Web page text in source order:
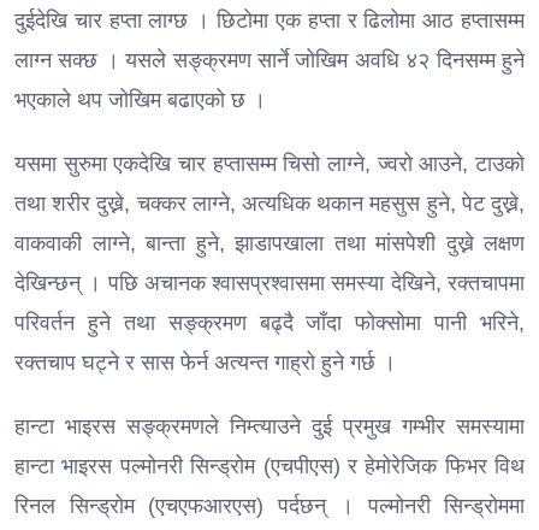
दुईदेखि चार हप्ता लाग्छ । छिटोमा एक हप्ता र ढिलोमा आठ हप्तासम्म
लाग्न सक्छ । यसले सङ्क्रमण सार्ने जोखिम अवधि ४२ दिनसम्म हुने
भएकाले थप जोखिम बढाएको छ ।
यसमा सुरुमा एकदेखि चार हप्तासम्म चिसो लाग्ने, ज्वरो आउने, टाउको
तथा शरीर दुख्ने, चक्कर लाग्ने, अत्यधिक थकान महसुस हुने, पेट दुख्ने,
वाकवाकी लाग्ने, बान्ता हुने, झाडापखाला तथा मांसपेशी दुख्ने लक्षण
देखिन्छन् । पछि अचानक श्वासप्रश्वासमा समस्या देखिने, रक्तचापमा
परिवर्तन हुने तथा सङ्क्रमण बढ्दै जाँदा फोक्सोमा पानी भरिने,
रक्तचाप घट्ने र सास फेर्न अत्यन्त गाह्रो हुने गर्छ ।
हान्टा भाइरस सङ्क्रमणले निम्त्याउने दुई प्रमुख गम्भीर समस्यामा
हान्टा भाइरस पल्मोनरी सिन्ड्रोम (एचपीएस) र हेमोरेजिक फिभर विथ
रिनल सिन्ड्रोम (एचएफआरएस) पर्दछन् । पल्मोनरी सिन्ड्रोममा